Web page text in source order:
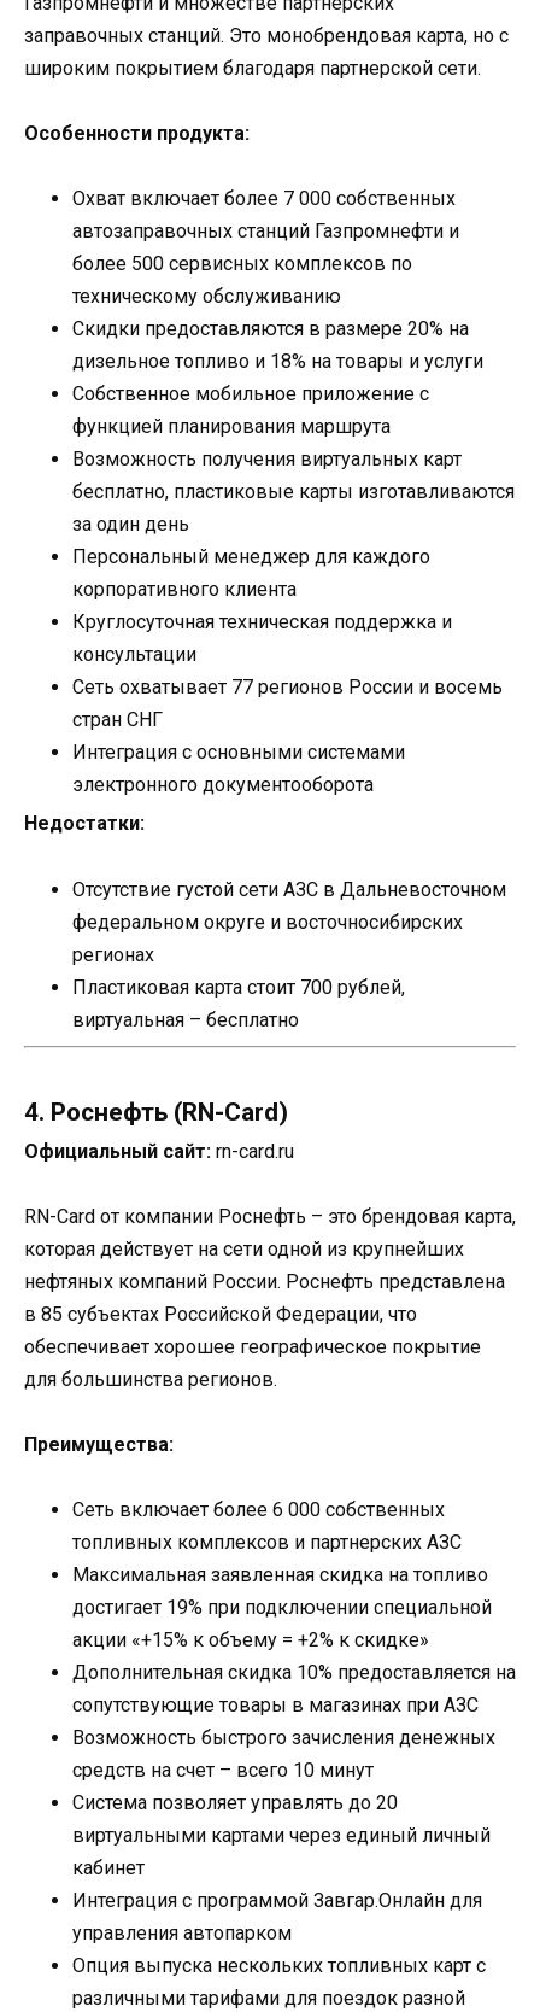
заправочных станций. Это монобрендовая карта, но с
широким покрытием благодаря партнерской сети.
Особенности продукта:
Охват включает более 7 000 собственных
автозаправочных станций Газпромнефти и
более 500 сервисных комплексов по
техническому обслуживанию
Скидки предоставляются в размере 20% на
дизельное топливо и 18% на товары и услуги
Собственное мобильное приложение с
функцией планирования маршрута
Возможность получения виртуальных карт
бесплатно, пластиковые карты изготавливаются
за один день
Персональный менеджер для каждого
корпоративного клиента
Круглосуточная техническая поддержка и
консультации
Сеть охватывает 77 регионов России и восемь
стран СНГ
Интеграция с основными системами
электронного документооборота
Недостатки:
Отсутствие густой сети АЗС в Дальневосточном
федеральном округе и восточносибирских
регионах
Пластиковая карта стоит 700 рублей,
виртуальная – бесплатно
4. Роснефть (RN-Card)
Официальный сайт: rn-card.ru
RN-Card от компании Роснефть – это брендовая карта,
которая действует на сети одной из крупнейших
нефтяных компаний России. Роснефть представлена
в 85 субъектах Российской Федерации, что
обеспечивает хорошее географическое покрытие
для большинства регионов.
Преимущества:
Сеть включает более 6 000 собственных
топливных комплексов и партнерских АЗС
Максимальная заявленная скидка на топливо
достигает 19% при подключении специальной
акции «+15% к объему = +2% к скидке»
Дополнительная скидка 10% предоставляется на
сопутствующие товары в магазинах при АЗС
Возможность быстрого зачисления денежных
средств на счет – всего 10 минут
Система позволяет управлять до 20
виртуальными картами через единый личный
кабинет
Интеграция с программой Завгар.Онлайн для
управления автопарком
Опция выпуска нескольких топливных карт с
различными тарифами для поездок разной